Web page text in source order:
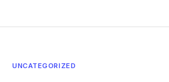
UNCATEGORIZED